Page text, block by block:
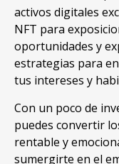
activos digitales
NFT para
oportunidades y
estrategias para
tus intereses y
Con un poco de
puedes convertir
rentable y
sumergirte en el